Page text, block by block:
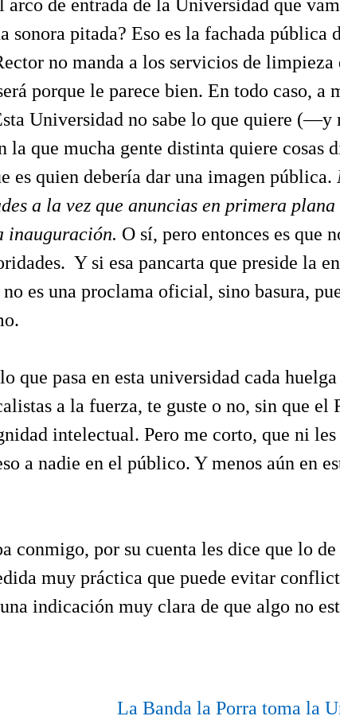
arco de entrada de la Universidad que
sonora pitada? Eso es la fachada pública
no manda a los servicios de limpieza
porque le parece bien. En todo caso, a
Universidad no sabe lo que quiere (—y
la que mucha gente distinta quiere cosas
es quien debería dar una imagen pública.
a la vez que anuncias en primera plana
inauguración. O sí, pero entonces es que
Y si esa pancarta que preside la
es una proclama oficial, sino basura,
que pasa en esta universidad cada
a la fuerza, te guste o no, sin que el
intelectual. Pero me corto, que ni les
a nadie en el público. Y menos aún en
conmigo, por su cuenta les dice que lo de
muy práctica que puede evitar
indicación muy clara de que algo no
La Banda la Porra toma la